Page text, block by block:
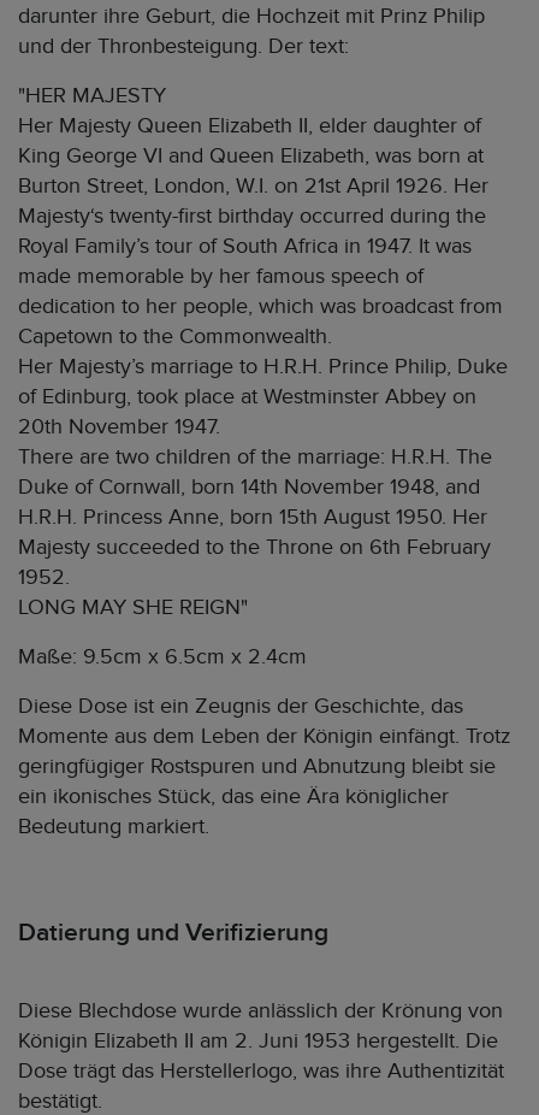
darunter ihre Geburt, die Hochzeit mit Prinz Philip
und der Thronbesteigung. Der text:
"HER MAJESTY
Her Majesty Queen Elizabeth II, elder daughter of
King George VI and Queen Elizabeth, was born at
Burton Street, London, W.I. on 21st April 1926. Her
Majesty‘s twenty-first birthday occurred during the
Royal Family’s tour of South Africa in 1947. It was
made memorable by her famous speech of
dedication to her people, which was broadcast from
Capetown to the Commonwealth.
Her Majesty’s marriage to H.R.H. Prince Philip, Duke
of Edinburg, took place at Westminster Abbey on
20th November 1947.
There are two children of the marriage: H.R.H. The
Duke of Cornwall, born 14th November 1948, and
H.R.H. Princess Anne, born 15th August 1950. Her
Majesty succeeded to the Throne on 6th February
1952.
LONG MAY SHE REIGN"
Maße: 9.5cm x 6.5cm x 2.4cm
Diese Dose ist ein Zeugnis der Geschichte, das
Momente aus dem Leben der Königin einfängt. Trotz
geringfügiger Rostspuren und Abnutzung bleibt sie
ein ikonisches Stück, das eine Ära königlicher
Bedeutung markiert.
Datierung und Verifizierung
Diese Blechdose wurde anlässlich der Krönung von
Königin Elizabeth II am 2. Juni 1953 hergestellt. Die
Dose trägt das Herstellerlogo, was ihre Authentizität
bestätigt.